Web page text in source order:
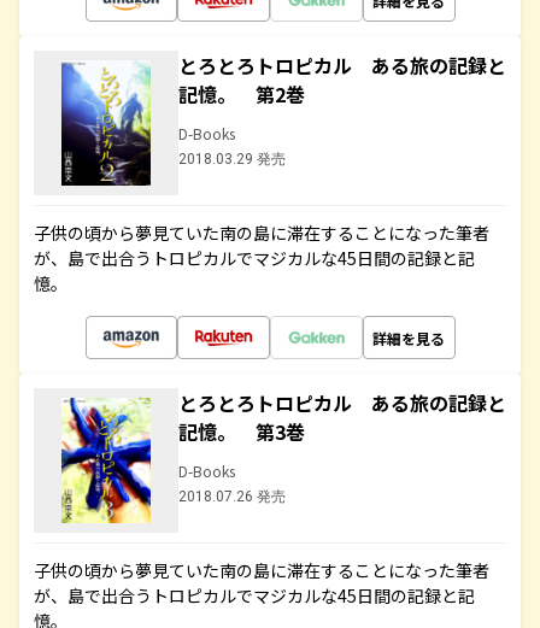
とろとろトロピカル ある旅の記録と
記憶。 第2巻
D-Books
2018.03.29 発売
子供の頃から夢見ていた南の島に滞在することになった筆者
が、島で出合うトロピカルでマジカルな45日間の記録と記
憶。
詳細を見る
とろとろトロピカル ある旅の記録と
記憶。 第3巻
D-Books
2018.07.26 発売
子供の頃から夢見ていた南の島に滞在することになった筆者
が、島で出合うトロピカルでマジカルな45日間の記録と記
憶。